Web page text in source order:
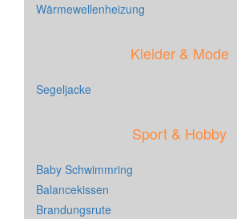
Wärmewellenheizung
Kleider & Mode
Segeljacke
Sport & Hobby
Baby Schwimmring
Balancekissen
Brandungsrute